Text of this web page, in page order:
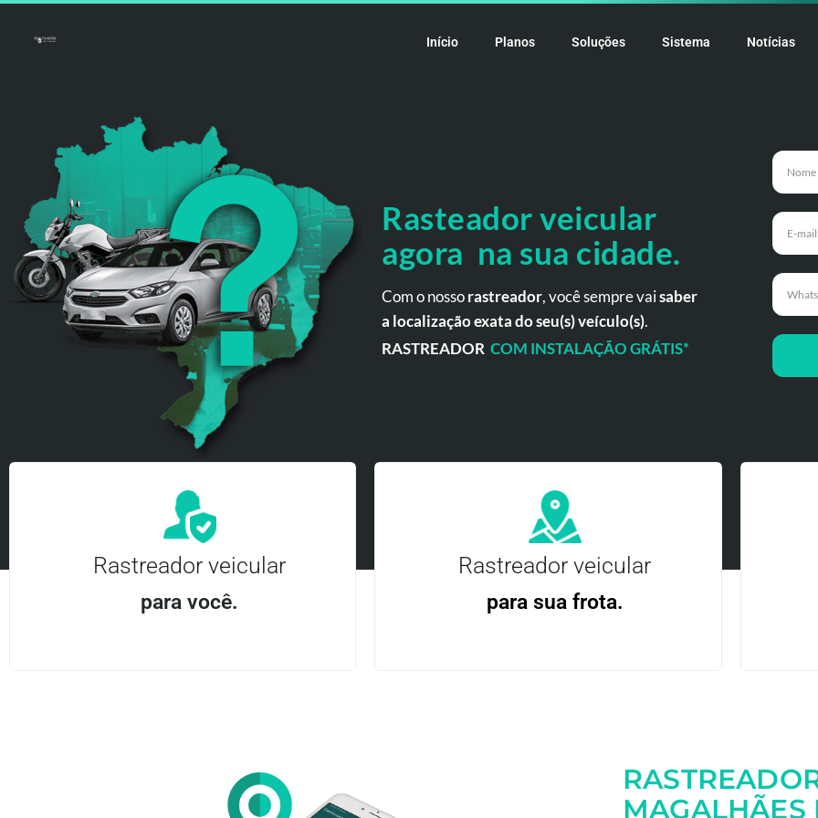
Início Planos Soluções Sistema Notícias
Rasteador veicular
agora na sua cidade.
Com o nossorastreador, você sempre vaisaber
a localização exata do seu(s) veículo(s).
RASTREADOR COM INSTALAÇÃO GRÁTIS*
Rastreador veicular
para você.
Entre em contato
Rastreador veicular
para sua frota.
MAGALHÃES